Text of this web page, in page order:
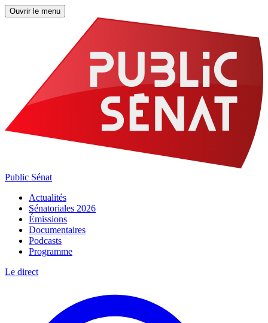
Ouvrir le menu
Public Sénat
Actualités
Sénatoriales 2026
Émissions
Documentaires
Podcasts
Programme
Le direct